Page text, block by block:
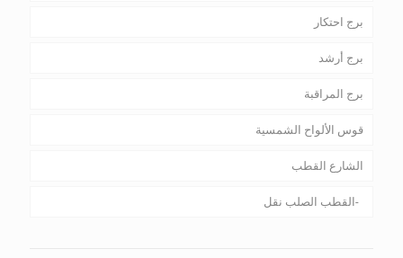
برج احتكار
برج أرشد
برج المراقبة
قوس الألواح الشمسية
الشارع القطب
القطب الصلب نقل